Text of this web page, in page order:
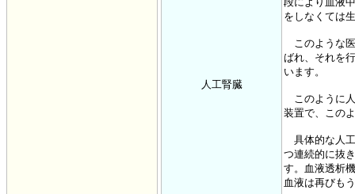
人工腎臓
をしなくては
このような
ばれ、それを
います。
このように
装置で、この
具体的な人
つ連続的に抜
す。血液透析
血液は再びも